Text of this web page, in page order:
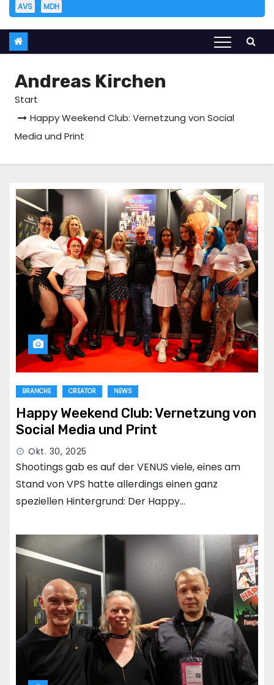
AVS
MDH
Andreas Kirchen
Start
Happy Weekend Club: Vernetzung von Social
Media und Print
BRANCHE CREATOR NEWS
Happy Weekend Club: Vernetzung von
Social Media und Print
Okt. 30, 2025
Shootings gab es auf der VENUS viele, eines am
Stand von VPS hatte allerdings einen ganz
speziellen Hintergrund: Der Happy…